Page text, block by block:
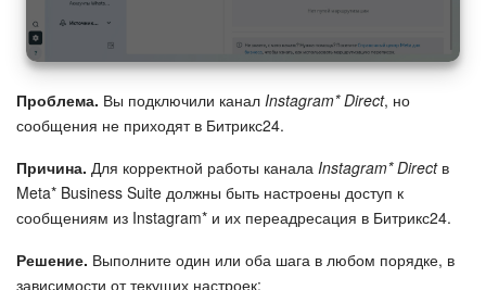
Проблема. Вы подключили канал Instagram* Direct, но
сообщения не приходят в Битрикс24.
Причина. Для корректной работы канала Instagram* Directв
Meta* Business Suite должны быть настроены доступ к
сообщениям из Instagram* и их переадресация в Битрикс24.
Решение. Выполните один или оба шага в любом порядке, в
зависимости от текущих настроек: